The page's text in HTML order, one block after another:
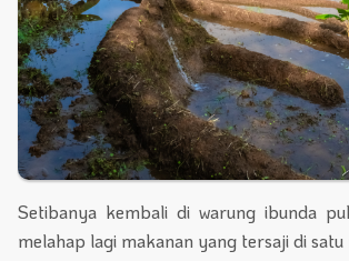
Setibanya kembali di warung ibunda
melahap lagi makanan yang tersaji di satu